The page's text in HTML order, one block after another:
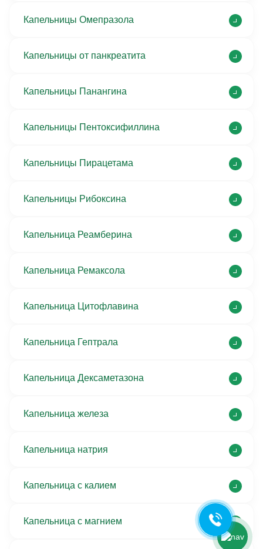
Капельницы Омепразола
Капельницы от панкреатита
Капельницы Панангина
Капельницы Пентоксифиллина
Капельницы Пирацетама
Капельницы Рибоксина
Капельница Реамберина
Капельница Ремаксола
Капельница Цитофлавина
Капельница Гептрала
Капельница Дексаметазона
Капельница железа
Капельница натрия
Капельница с калием
Капельница с магнием